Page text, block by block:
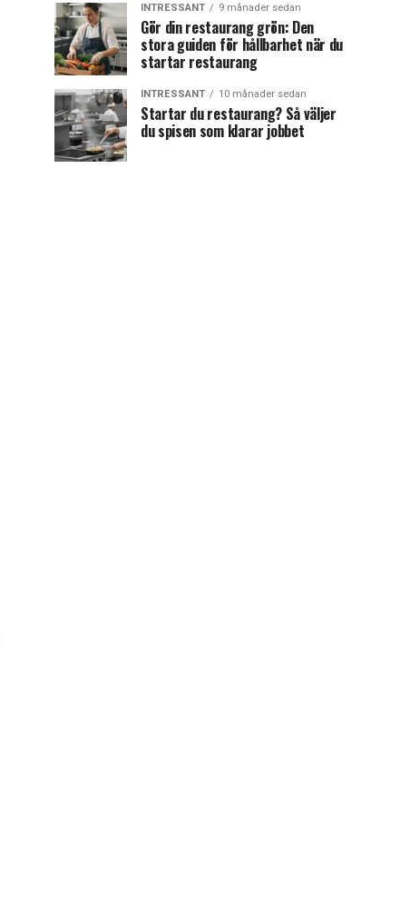
INTRESSANT 9 månader sedan
Gör din restaurang grön: Den
stora guiden för hållbarhet när du
startar restaurang
INTRESSANT 10 månader sedan
Startar du restaurang? Så väljer
du spisen som klarar jobbet